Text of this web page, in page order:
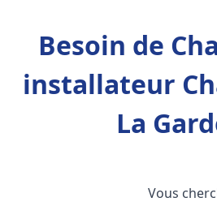
Besoin de
installateur
La
Vous